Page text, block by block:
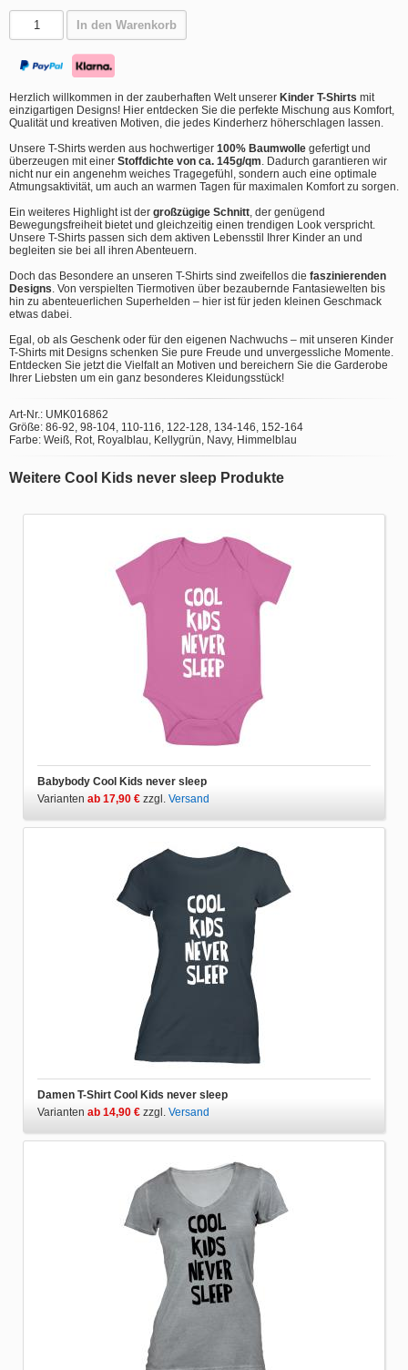
In den Warenkorb
Herzlich willkommen in der zauberhaften Welt unserer Kinder T-Shirts mit
einzigartigen Designs! Hier entdecken Sie die perfekte Mischung aus Komfort,
Qualität und kreativen Motiven, die jedes Kinderherz höherschlagen lassen.
Unsere T-Shirts werden aus hochwertiger 100% Baumwolle gefertigt und
überzeugen mit einer Stoffdichte von ca. 145g/qm . Dadurch garantieren wir
nicht nur ein angenehm weiches Tragegefühl, sondern auch eine optimale
Atmungsaktivität, um auch an warmen Tagen für maximalen Komfort zu sorgen.
Ein weiteres Highlight ist der großzügige Schnitt , der genügend
Bewegungsfreiheit bietet und gleichzeitig einen trendigen Look verspricht.
Unsere T-Shirts passen sich dem aktiven Lebensstil Ihrer Kinder an und
begleiten sie bei all ihren Abenteuern.
Doch das Besondere an unseren T-Shirts sind zweifellos die faszinierenden
Designs . Von verspielten Tiermotiven über bezaubernde Fantasiewelten bis
hin zu abenteuerlichen Superhelden – hier ist für jeden kleinen Geschmack
etwas dabei.
Egal, ob als Geschenk oder für den eigenen Nachwuchs – mit unseren Kinder
T-Shirts mit Designs schenken Sie pure Freude und unvergessliche Momente.
Entdecken Sie jetzt die Vielfalt an Motiven und bereichern Sie die Garderobe
Ihrer Liebsten um ein ganz besonderes Kleidungsstück!
Art-Nr.: UMK016862
Größe: 86-92, 98-104, 110-116, 122-128, 134-146, 152-164
Farbe: Weiß, Rot, Royalblau, Kellygrün, Navy, Himmelblau
Weitere Cool Kids never sleep Produkte
Babybody Cool Kids never sleep
Varianten ab 17,90 € zzgl. Versand
Damen T-Shirt Cool Kids never sleep
Varianten ab 14,90 € zzgl. Versand